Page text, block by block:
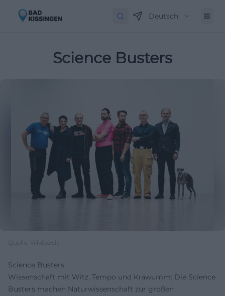
Deutsch
Science Busters
Quelle: Wikipedia
Science Busters
Wissenschaft mit Witz, Tempo und Krawumm: Die Science
Busters machen Naturwissenschaft zur großen